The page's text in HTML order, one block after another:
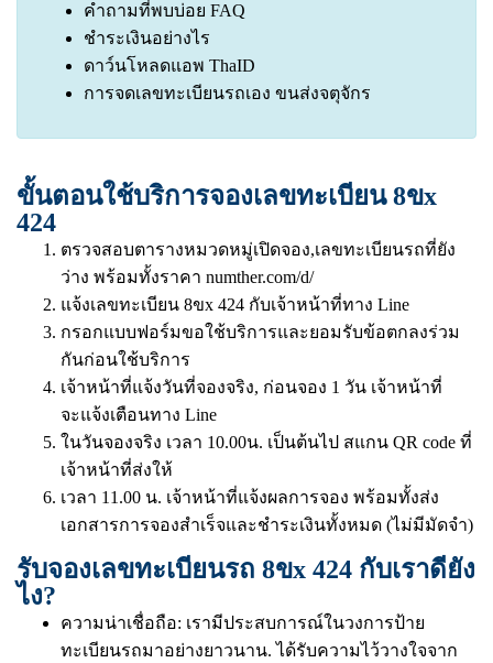
คำถามที่พบบ่อย FAQ
ชำระเงินอย่างไร
ดาว์นโหลดแอพ ThaID
การจดเลขทะเบียนรถเอง ขนส่งจตุจักร
ขั้นตอนใช้บริการจองเลขทะเบียน 8ขx
424
ตรวจสอบตารางหมวดหมู่เปิดจอง,เลขทะเบียนรถที่ยัง
ว่าง พร้อมทั้งราคา numther.com/d/
แจ้งเลขทะเบียน 8ขx 424 กับเจ้าหน้าที่ทาง Line
กรอกแบบฟอร์มขอใช้บริการและยอมรับข้อตกลงร่วม
กันก่อนใช้บริการ
เจ้าหน้าที่แจ้งวันที่จองจริง, ก่อนจอง 1 วัน เจ้าหน้าที่
จะแจ้งเตือนทาง Line
ในวันจองจริง เวลา 10.00น. เป็นต้นไป สแกน QR code ที่
เจ้าหน้าที่ส่งให้
เวลา 11.00 น. เจ้าหน้าที่แจ้งผลการจอง พร้อมทั้งส่ง
เอกสารการจองสำเร็จและชำระเงินทั้งหมด (ไม่มีมัดจำ)
รับจองเลขทะเบียนรถ 8ขx 424 กับเราดียัง
ไง?
ความน่าเชื่อถือ: เรามีประสบการณ์ในวงการป้าย
ทะเบียนรถมาอย่างยาวนาน. ได้รับความไว้วางใจจาก